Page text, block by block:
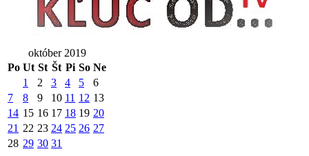
október 2019
Po Ut St Št Pi So Ne
1 2 3 4 5
6
7
8 9 10 11 12 13
14 15 16 17 18 19 20
21 22 23 24 25 26 27
28 29 30 31